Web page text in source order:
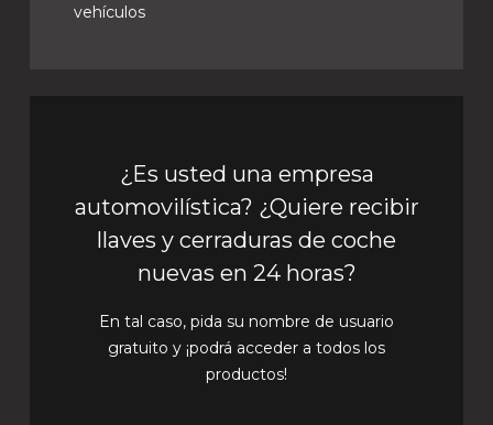
vehículos
¿Es usted una empresa
automovilística? ¿Quiere recibir
llaves y cerraduras de coche
nuevas en 24 horas?
En tal caso, pida su nombre de usuario
gratuito y ¡podrá acceder a todos los
productos!